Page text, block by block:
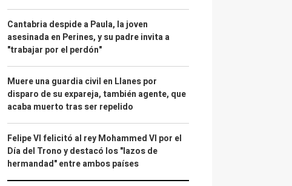
Cantabria despide a Paula, la joven
asesinada en Perines, y su padre invita a
"trabajar por el perdón"
Muere una guardia civil en Llanes por
disparo de su expareja, también agente, que
acaba muerto tras ser repelido
Felipe VI felicitó al rey Mohammed VI por el
Día del Trono y destacó los "lazos de
hermandad" entre ambos países